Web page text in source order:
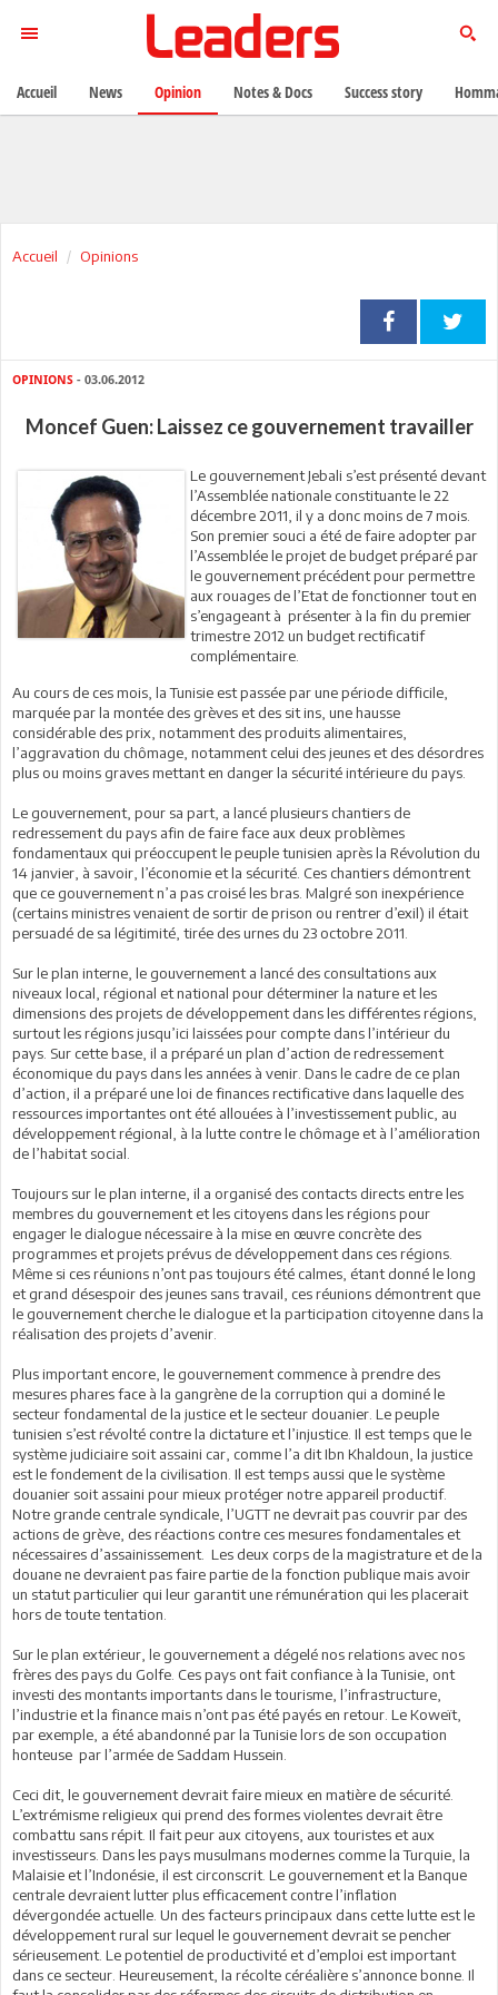
Accueil Opinions
OPINIONS - 03.06.2012
Moncef Guen: Laissez ce gouvernement travailler
Le gouvernement Jebali s’est présenté devant
l’Assemblée nationale constituante le 22
décembre 2011, il y a donc moins de 7 mois.
Son premier souci a été de faire adopter par
l’Assemblée le projet de budget préparé par
le gouvernement précédent pour permettre
aux rouages de l’Etat de fonctionner tout en
s’engageant à présenter à la fin du premier
trimestre 2012 un budget rectificatif
complémentaire.
Au cours de ces mois, la Tunisie est passée par une période difficile,
marquée par la montée des grèves et des sit ins, une hausse
considérable des prix, notamment des produits alimentaires,
l’aggravation du chômage, notamment celui des jeunes et des désordres
plus ou moins graves mettant en danger la sécurité intérieure du pays.
Le gouvernement, pour sa part, a lancé plusieurs chantiers de
redressement du pays afin de faire face aux deux problèmes
fondamentaux qui préoccupent le peuple tunisien après la Révolution du
14 janvier, à savoir, l’économie et la sécurité. Ces chantiers démontrent
que ce gouvernement n’a pas croisé les bras. Malgré son inexpérience
(certains ministres venaient de sortir de prison ou rentrer d’exil) il était
persuadé de sa légitimité, tirée des urnes du 23 octobre 2011.
Sur le plan interne, le gouvernement a lancé des consultations aux
niveaux local, régional et national pour déterminer la nature et les
dimensions des projets de développement dans les différentes régions,
surtout les régions jusqu’ici laissées pour compte dans l’intérieur du
pays. Sur cette base, il a préparé un plan d’action de redressement
économique du pays dans les années à venir. Dans le cadre de ce plan
d’action, il a préparé une loi de finances rectificative dans laquelle des
ressources importantes ont été allouées à l’investissement public, au
développement régional, à la lutte contre le chômage et à l’amélioration
de l’habitat social.
Toujours sur le plan interne, il a organisé des contacts directs entre les
membres du gouvernement et les citoyens dans les régions pour
engager le dialogue nécessaire à la mise en œuvre concrète des
programmes et projets prévus de développement dans ces régions.
Même si ces réunions n’ont pas toujours été calmes, étant donné le long
et grand désespoir des jeunes sans travail, ces réunions démontrent que
le gouvernement cherche le dialogue et la participation citoyenne dans la
réalisation des projets d’avenir.
Plus important encore, le gouvernement commence à prendre des
mesures phares face à la gangrène de la corruption qui a dominé le
secteur fondamental de la justice et le secteur douanier. Le peuple
tunisien s’est révolté contre la dictature et l’injustice. Il est temps que le
système judiciaire soit assaini car, comme l’a dit Ibn Khaldoun, la justice
est le fondement de la civilisation. Il est temps aussi que le système
douanier soit assaini pour mieux protéger notre appareil productif.
Notre grande centrale syndicale, l’UGTT ne devrait pas couvrir par des
actions de grève, des réactions contre ces mesures fondamentales et
nécessaires d’assainissement. Les deux corps de la magistrature et de la
douane ne devraient pas faire partie de la fonction publique mais avoir
un statut particulier qui leur garantit une rémunération qui les placerait
hors de toute tentation.
Sur le plan extérieur, le gouvernement a dégelé nos relations avec nos
frères des pays du Golfe. Ces pays ont fait confiance à la Tunisie, ont
investi des montants importants dans le tourisme, l’infrastructure,
l’industrie et la finance mais n’ont pas été payés en retour. Le Koweït,
par exemple, a été abandonné par la Tunisie lors de son occupation
honteuse par l’armée de Saddam Hussein.
Ceci dit, le gouvernement devrait faire mieux en matière de sécurité.
L’extrémisme religieux qui prend des formes violentes devrait être
combattu sans répit. Il fait peur aux citoyens, aux touristes et aux
investisseurs. Dans les pays musulmans modernes comme la Turquie, la
Malaisie et l’Indonésie, il est circonscrit. Le gouvernement et la Banque
centrale devraient lutter plus efficacement contre l’inflation
dévergondée actuelle. Un des facteurs principaux dans cette lutte est le
développement rural sur lequel le gouvernement devrait se pencher
sérieusement. Le potentiel de productivité et d’emploi est important
dans ce secteur. Heureusement, la récolte céréalière s’annonce bonne. Il
Accueil News Opinion Notes & Docs Success story